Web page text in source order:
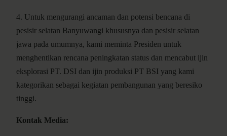
4. Untuk mengurangi ancaman dan potensi bencana di
pesisir selatan Banyuwangi khususnya dan pesisir selatan
jawa pada umumnya, kami meminta Presiden untuk
menghentikan rencana peningkatan status dan mencabut ijin
eksplorasi PT. DSI dan ijin produksi PT BSI yang kami
kategorikan sebagai kegiatan pembangunan yang beresiko
tinggi.
Kontak Media: